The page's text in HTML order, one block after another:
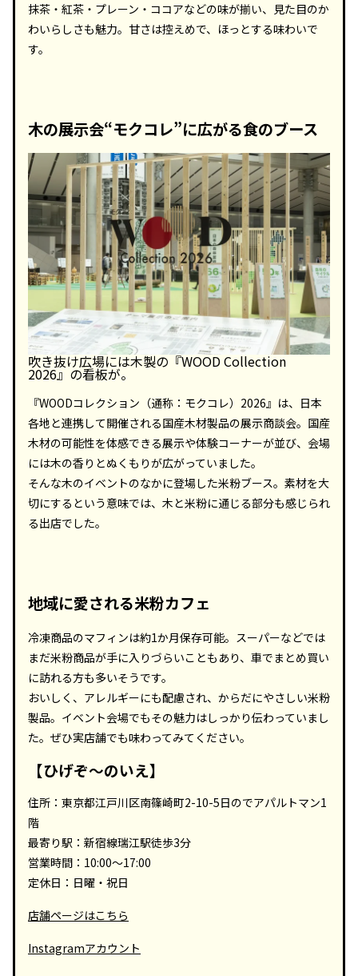
抹茶・紅茶・プレーン・ココアなどの味が揃い、見た目のか
わいらしさも魅力。甘さは控えめで、ほっとする味わいで
す。
木の展示会“モクコレ”に広がる食のブース
吹き抜け広場には木製の『WOOD Collection
2026』の看板が。
『WOODコレクション（通称：モクコレ）2026』は、日本
各地と連携して開催される国産木材製品の展示商談会。国産
木材の可能性を体感できる展示や体験コーナーが並び、会場
には木の香りとぬくもりが広がっていました。
そんな木のイベントのなかに登場した米粉ブース。素材を大
切にするという意味では、木と米粉に通じる部分も感じられ
る出店でした。
地域に愛される米粉カフェ
冷凍商品のマフィンは約1か月保存可能。スーパーなどでは
まだ米粉商品が手に入りづらいこともあり、車でまとめ買い
に訪れる方も多いそうです。
おいしく、アレルギーにも配慮され、からだにやさしい米粉
製品。イベント会場でもその魅力はしっかり伝わっていまし
た。ぜひ実店舗でも味わってみてください。
【ひげぞ～のいえ】
住所：東京都江戸川区南篠崎町2-10-5日のでアパルトマン1
階
最寄り駅：新宿線瑞江駅徒歩3分
営業時間：10:00～17:00
定休日：日曜・祝日
店舗ページはこちら
Instagramアカウント